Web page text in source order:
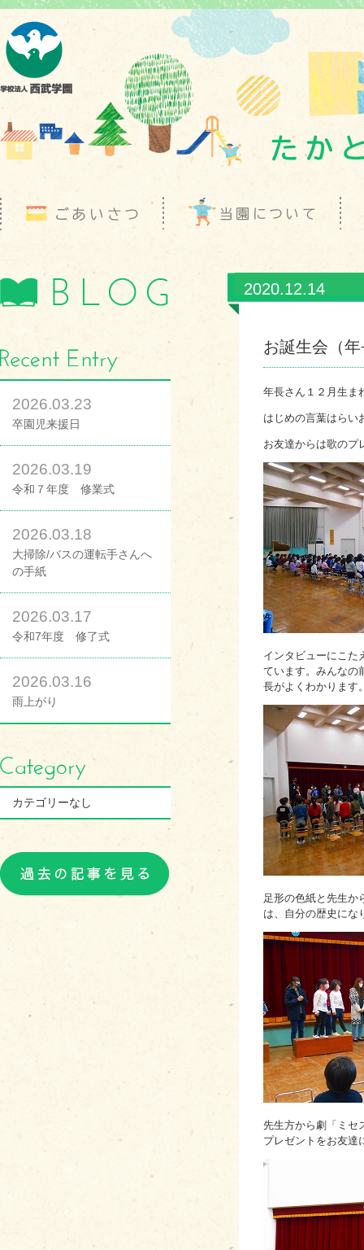
2026.03.23
卒園児来援日
2026.03.19
令和７年度 修業式
2026.03.18
大掃除/バスの運転手さんへ
の手紙
2026.03.17
令和7年度 修了式
2026.03.16
雨上がり
カテゴリーなし
2020.12.14
お誕生会（
年長さん１２月生ま
はじめの言葉はらい
お友達からは歌のプ
インタビューにこた
ています。みんなの
長がよくわかります
足形の色紙と先生か
は、自分の歴史にな
先生方から劇「ミセ
プレゼントをお友達